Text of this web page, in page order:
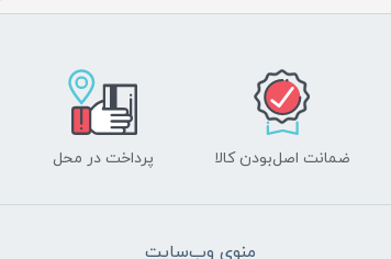
ضمانت اصل‌بودن کالا پرداخت در محل
منوی وب‌سایت